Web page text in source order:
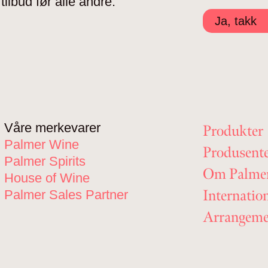
Ja, takk
Våre merkevarer
Palmer Wine
Palmer Spirits
House of Wine
Palmer Sales Partner
Produkter
Om